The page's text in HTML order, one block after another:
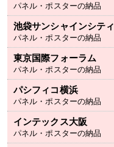
パネル・ポスターの納品
池袋サンシャインシティ
パネル・ポスターの納品
東京国際フォーラム
パネル・ポスターの納品
パシフィコ横浜
パネル・ポスターの納品
インテックス大阪
パネル・ポスターの納品